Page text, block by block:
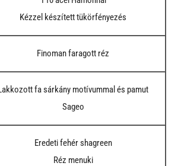
Kézzel készített tükörfényezés
Finoman faragott réz
fa sárkány motívummal és pamut
Sageo
Eredeti fehér shagreen
Réz menuki